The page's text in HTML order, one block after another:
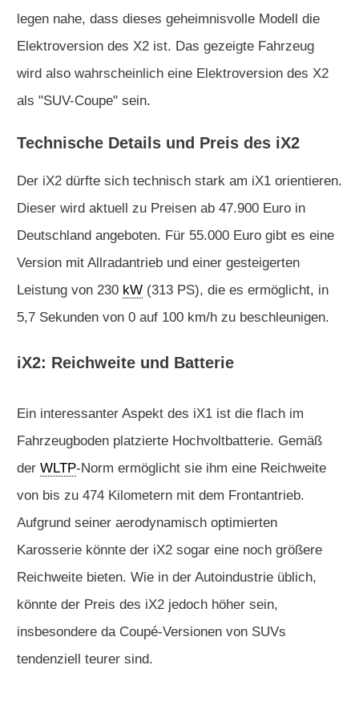
legen nahe, dass dieses geheimnisvolle Modell die
Elektroversion des X2 ist. Das gezeigte Fahrzeug
wird also wahrscheinlich eine Elektroversion des X2
als "SUV-Coupe" sein.
Technische Details und Preis des iX2
Der iX2 dürfte sich technisch stark am iX1 orientieren.
Dieser wird aktuell zu Preisen ab 47.900 Euro in
Deutschland angeboten. Für 55.000 Euro gibt es eine
Version mit Allradantrieb und einer gesteigerten
Leistung von 230 kW (313 PS), die es ermöglicht, in
5,7 Sekunden von 0 auf 100 km/h zu beschleunigen.
iX2: Reichweite und Batterie
Ein interessanter Aspekt des iX1 ist die flach im
Fahrzeugboden platzierte Hochvoltbatterie. Gemäß
der WLTP-Norm ermöglicht sie ihm eine Reichweite
von bis zu 474 Kilometern mit dem Frontantrieb.
Aufgrund seiner aerodynamisch optimierten
Karosserie könnte der iX2 sogar eine noch größere
Reichweite bieten. Wie in der Autoindustrie üblich,
könnte der Preis des iX2 jedoch höher sein,
insbesondere da Coupé-Versionen von SUVs
tendenziell teurer sind.